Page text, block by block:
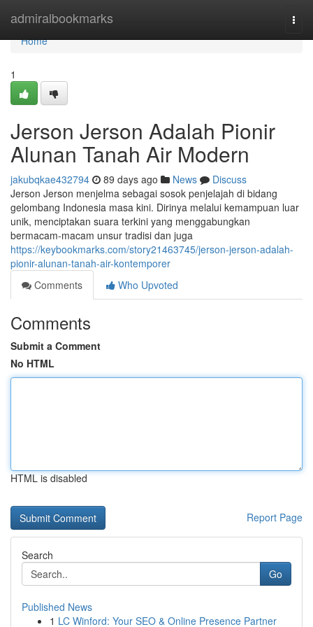
admiralbookmarks
Home
Home
1
Jerson Jerson Adalah Pionir
Alunan Tanah Air Modern
jakubqkae432794 89 days ago News
Discuss
Jerson Jerson menjelma sebagai sosok penjelajah di bidang
gelombang Indonesia masa kini. Dirinya melalui kemampuan luar
unik, menciptakan suara terkini yang menggabungkan
bermacam-macam unsur tradisi dan juga
https://keybookmarks.com/story21463745/jerson-jerson-adalah-
pionir-alunan-tanah-air-kontemporer
Comments
Who Upvoted
Comments
Submit a Comment
No HTML
HTML is disabled
Report Page
Search
Go
Published News
1 LC Winford: Your SEO & Online Presence Partner